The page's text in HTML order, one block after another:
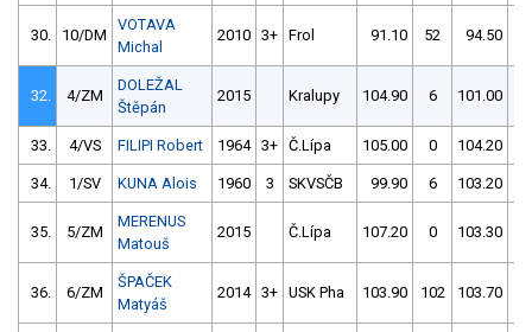
30. 10/DM
VOTAVA
Michal
2010 3+ Frol 91.10 52 94.50
32. 4/ZM
DOLEŽAL
Štěpán
2015 Kralupy 104.90 6 101.00
33. 4/VS FILIPI Robert 1964 3+ Č.Lípa 105.00 0 104.20
34. 1/SV KUNA Alois 1960 3 SKVSČB 99.90 6 103.20
35. 5/ZM
MERENUS
Matouš
2015 Č.Lípa 107.20 0 103.30
36. 6/ZM
ŠPAČEK
Matyáš
2014 3+ USK Pha 103.90 102 103.70